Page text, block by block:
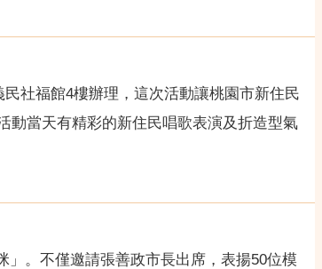
社福館4樓辦理，這次活動讓桃園市新住民
動當天有精彩的新住民唱歌表演及折造型氣
。不僅邀請張善政市長出席，表揚50位模